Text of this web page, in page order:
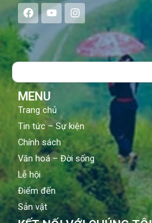
F
a
c
e
b
o
Y
o
u
t
u
b
I
n
s
a
g
Search
MENU
Trang chủ
Tin tức – Sự kiện
Chính sách
Văn hoá – Đời sống
Lễ hội
Điểm đến
Sản vật